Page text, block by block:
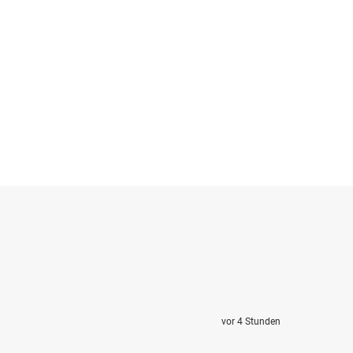
vor 4 Stunden